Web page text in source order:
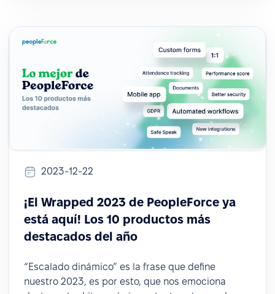
2023-12-22
¡El Wrapped 2023 de PeopleForce ya
está aquí! Los 10 productos más
destacados del año
“Escalado dinámico” es la frase que define
nuestro 2023, es por esto, que nos emociona